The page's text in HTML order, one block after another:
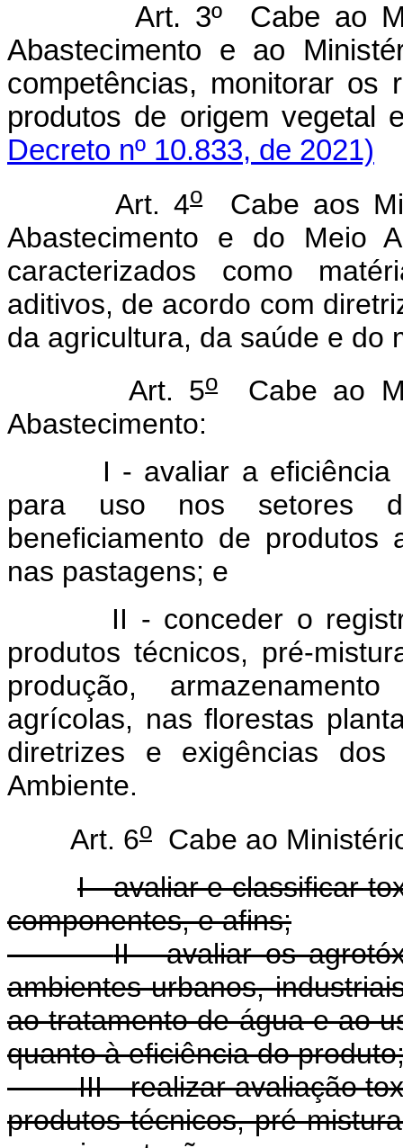
Art. 3º Cabe ao
Abastecimento e ao
competências, monitorar
produtos de origem
Decreto nº 10.833, de 2021)
Art. 4oCabe aos
Abastecimento e do Meio
caracterizados como
aditivos, de acordo com
da agricultura, da saúde e do
Art. 5o
Cabe ao
Abastecimento:
I - avaliar a eficiência
para uso nos setores
beneficiamento de produtos
nas pastagens; e
II - conceder o registro,
produtos técnicos, pré-
produção,
agrícolas, nas florestas
diretrizes e exigências
Ambiente.
Art. 6o Cabe ao
I - avaliar e classificar
componentes, e afins;
II - avaliar os
ambientes urbanos,
ao tratamento de água e ao
quanto à eficiência do
III - realizar avaliação
produtos técnicos, pré-